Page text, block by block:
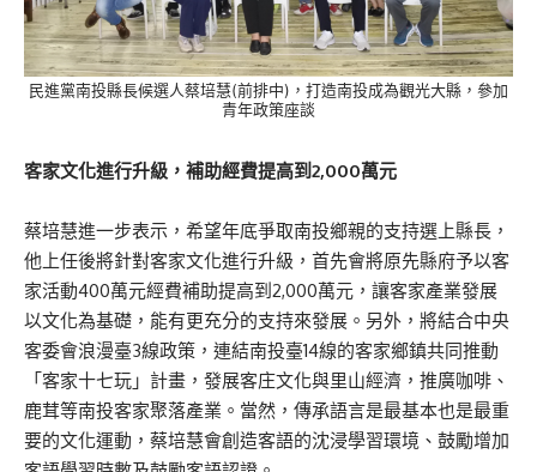
民進黨南投縣長候選人蔡培慧(前排中)，打造南投成為觀光大縣，參加
青年政策座談
客家文化進行升級，補助經費提高到2,000萬元
蔡培慧進一步表示，希望年底爭取南投鄉親的支持選上縣長，
他上任後將針對客家文化進行升級，首先會將原先縣府予以客
家活動400萬元經費補助提高到2,000萬元，讓客家產業發展
以文化為基礎，能有更充分的支持來發展。另外，將結合中央
客委會浪漫臺3線政策，連結南投臺14線的客家鄉鎮共同推動
「客家十七玩」計畫，發展客庄文化與里山經濟，推廣咖啡、
鹿茸等南投客家聚落產業。當然，傳承語言是最基本也是最重
要的文化運動，蔡培慧會創造客語的沈浸學習環境、鼓勵增加